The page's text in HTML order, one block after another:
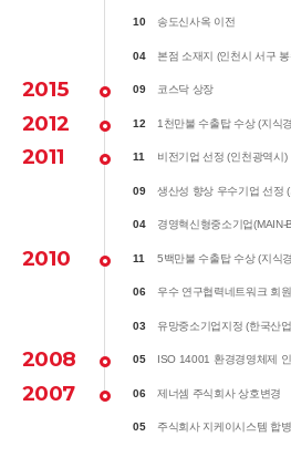
10 송도신사옥 이전
04 본점 소재지 (인천시 서구
2015 09 코스닥 상장
2012 12 1천만불 수출탑 수상 (지식
2011 11 비전기업 선정 (인천광역시)
09 생산성 향상 우수기업 선정
04 경영혁신형중소기업(MAIN-
2010 11 5백만불 수출탑 수상 (지식
06 우수 연구협력네트워크 회
03 유망중소기업지정 (한국산
2008 05 ISO 14001 환경경영체제
2007 06 제너셈 주식회사 상호변경
05 주식회사 지케이시스템 합병